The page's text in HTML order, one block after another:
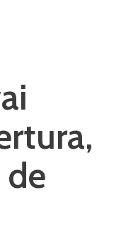
de